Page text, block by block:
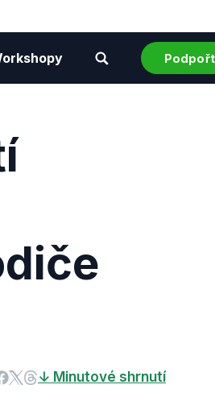
↓ Minutové shrnutí